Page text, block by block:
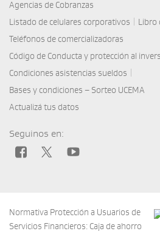
Agencias de Cobranzas
Listado de celulares corporativos
Teléfonos de comercializadoras
Código de Conducta y protección al
Condiciones asistencias sueldos
Bases y condiciones – Sorteo UCEMA
Actualizá tus datos
Seguinos en:
Normativa Protección a Usuarios de
Servicios Financieros: Caja de ahorro